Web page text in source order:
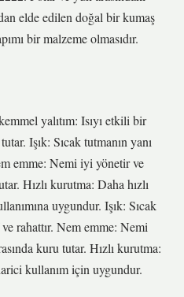
elde edilen doğal bir kumaş
bir malzeme olmasıdır.
yalıtım: Isıyı etkili bir
Işık: Sıcak tutmanın yanı
emme: Nemi iyi yönetir ve
Hızlı kurutma: Daha hızlı
uygundur. Işık: Sıcak
rahattır. Nem emme: Nemi
kuru tutar. Hızlı kurutma:
kullanım için uygundur.